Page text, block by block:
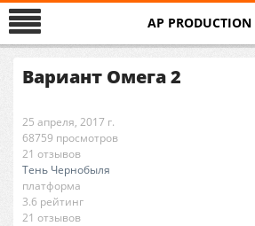
AP PRODUCTION
Вариант Омега 2
25 апреля, 2017 г.
68759 просмотров
21 отзывов
Тень Чернобыля
платформа
3.6 рейтинг
21 отзывов